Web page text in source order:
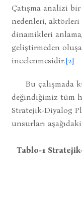
Çatışma analizi bir
nedenleri, aktörleri
dinamikleri
geliştirmeden
incelenmesidir.[2]
Bu çalışmada
değindiğimiz tüm
Stratejik-Diyalog
unsurları
Tablo-1